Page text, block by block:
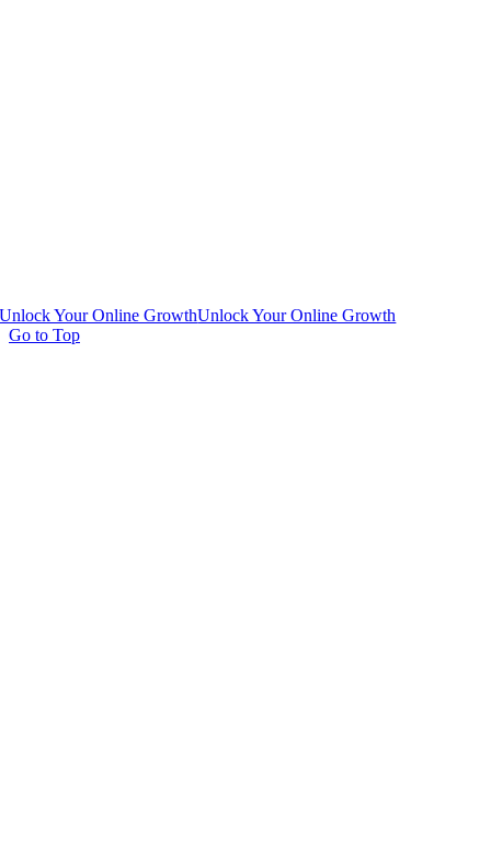
Unlock Your Online GrowthUnlock Your Online Growth
Go to Top